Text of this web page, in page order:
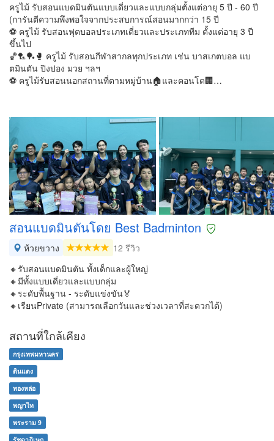
ครูไม้ รับสอนแบดมินตัน​แบบเดี่ยวและแบบกลุ่มตั้งแต่อายุ 5​ ปี - 60 ปี
(การันตีความพึงพอใจจากประสบการณ์สอนมากกว่า 15​ ปี
⚽ ครูไม้ รับสอนฟุตบอลประเภทเดี่ยวและประเภททีม ตั้งแต่อายุ 3 ปี
ขึ้นไป
🏀🏸🏓🥊 ครูไม้ รับสอนกีฬาสากลทุกประเภท เช่น บาสเกตบอล แบ
ตมินตัน ปิงปอง มวย ฯลฯ
⚽ ครูไม้รับสอนนอกสถานที่ตามหมู่บ้าน🏠และคอนโด🏢…
สอนแบดมินตันโดย Best Badminton
ห้วยขวาง
12 รีวิว
🔸รับสอนแบดมินตัน ทั้งเด็กและผู้ใหญ่
🔸มีทั้งแบบเดี่ยวและแบบกลุ่ม
🔸ระดับพื้นฐาน - ระดับแข่งขัน🏅
🔸เรียนPrivate (สามารถเลือกวันและช่วงเวลาที่สะดวกได้)
สถานที่ใกล้เคียง
กรุงเทพมหานคร
ดินแดง
ทองหล่อ
พญาไท
พระราม 9